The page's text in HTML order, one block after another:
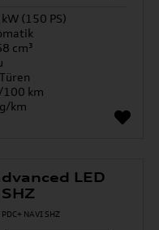
(150 PS)
cm³
km
km
LED